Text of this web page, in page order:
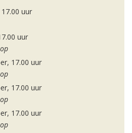
uur
uur
17.00 uur
17.00 uur
17.00 uur